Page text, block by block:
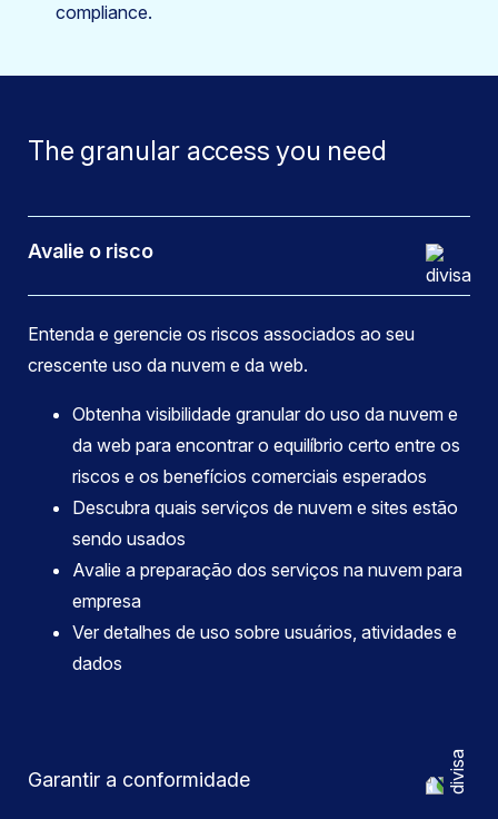
compliance.
The granular access you need
Avalie o risco
Entenda e gerencie os riscos associados ao seu
crescente uso da nuvem e da web.
Obtenha visibilidade granular do uso da nuvem e
da web para encontrar o equilíbrio certo entre os
riscos e os benefícios comerciais esperados
Descubra quais serviços de nuvem e sites estão
sendo usados
Avalie a preparação dos serviços na nuvem para
empresa
Ver detalhes de uso sobre usuários, atividades e
dados
Garantir a conformidade